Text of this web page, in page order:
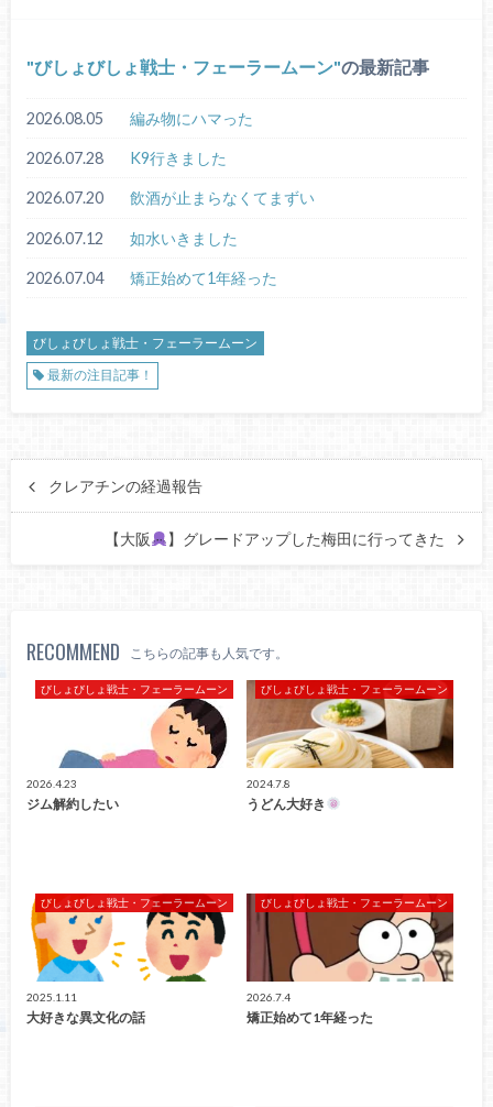
びしょびしょ戦士・フェーラームーン の最新記事
2026.08.05 編み物にハマった
2026.07.28 K9行きました
2026.07.20 飲酒が止まらなくてまずい
2026.07.12 如水いきました
2026.07.04 矯正始めて1年経った
びしょびしょ戦士・フェーラームーン
最新の注目記事！
クレアチンの経過報告
【大阪 】グレードアップした梅田に行ってきた
RECOMMEND こちらの記事も人気です。
びしょびしょ戦士・フェーラームーン
2026.4.23
ジム解約したい
びしょびしょ戦士・フェーラームーン
2024.7.8
うどん大好き
びしょびしょ戦士・フェーラームーン
2025.1.11
大好きな異文化の話
びしょびしょ戦士・フェーラームーン
2026.7.4
矯正始めて1年経った